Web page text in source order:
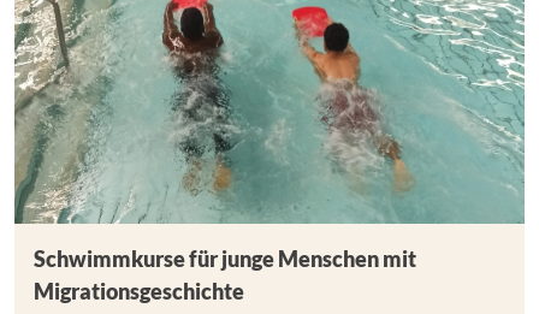
Schwimmkurse für junge Menschen mit
Migrationsgeschichte